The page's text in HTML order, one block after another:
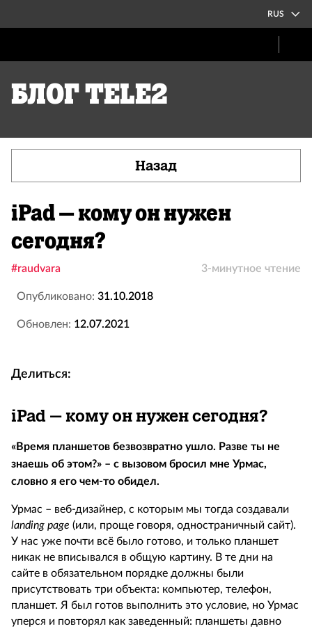
RUS
Блог Tele2
Назад
iPad – кому он нужен
сегодня?
#raudvara 3-минутное чтение
Опубликовано: 31.10.2018
Обновлен: 12.07.2021
Делиться:
iPad – кому он нужен сегодня?
«Время планшетов безвозвратно ушло. Разве ты не
знаешь об этом?» – с вызовом бросил мне Урмас,
словно я его чем-то обидел.
Урмас – веб-дизайнер, с которым мы тогда создавали
landing page (или, проще говоря, одностраничный сайт).
У нас уже почти всё было готово, и только планшет
никак не вписывался в общую картину. В те дни на
сайте в обязательном порядке должны были
присутствовать три объекта: компьютер, телефон,
планшет. Я был готов выполнить это условие, но Урмас
уперся и повторял как заведенный: планшеты давно